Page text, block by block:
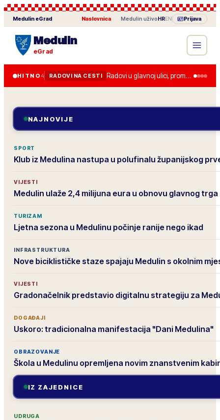
Medulin eGrad Naslovnica Medulin uživoHREN Prijava
Medulin
eGrad
HITNO 4 RADOVI NA CESTI Radovi u glavnoj ulici, promet je usporen do kraja tjedna.
NAJNOVIJE
SPORT
Klub iz Medulina nastupa u polufinalu županijskog
VIJESTI
Medulin ulaže 2,4 milijuna eura u obnovu glavnog trga
TURIZAM
Ljetna sezona u Medulinu počinje ranije nego ikad
INFRASTRUKTURA
Nove biciklističke staze spajaju Medulin s okolnim
VIJESTI
Gradonačelnik predstavio digitalnu strategiju za
DOGAĐAJI
Uskoro: tradicionalna manifestacija "Dani Medulina"
OBRAZOVANJE
Škola u Medulinu opremljena novim znanstvenim
IZ ZAJEDNICE
UDRUGA